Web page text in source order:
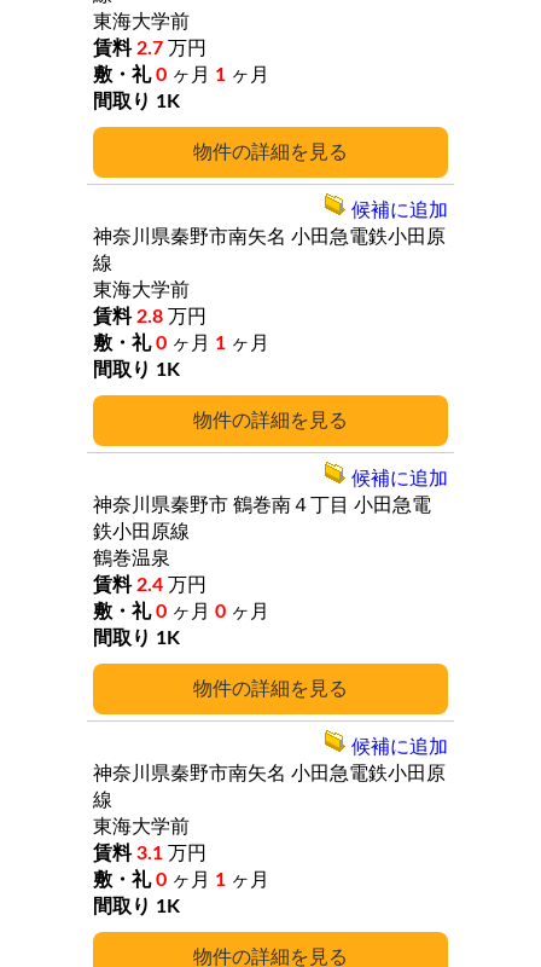
詳細
東海大学前
2.7 万円
0 ヶ月 1 ヶ月
1K
詳細
神奈川県秦野市南矢名 小田急電鉄小田原
線
東海大学前
2.8 万円
0 ヶ月 1 ヶ月
1K
候補に追加
詳細
神奈川県秦野市 鶴巻南４丁目 小田急電
鉄小田原線
鶴巻温泉
2.4 万円
0 ヶ月 0 ヶ月
1K
候補に追加
詳細
神奈川県秦野市南矢名 小田急電鉄小田原
線
東海大学前
3.1 万円
0 ヶ月 1 ヶ月
1K
候補に追加